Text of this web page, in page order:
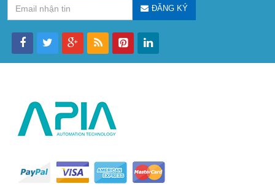
ĐĂNG KÝ